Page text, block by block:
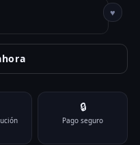
♥
🔒
Pago seguro